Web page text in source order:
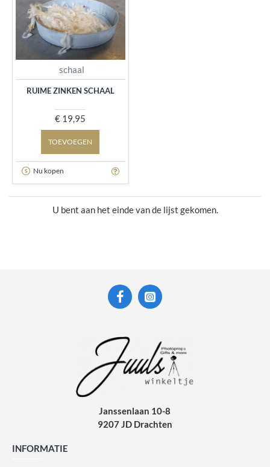
schaal
RUIME ZINKEN SCHAAL
€ 19,95
TOEVOEGEN
Nu kopen
U bent aan het einde van de lijst gekomen.
Janssenlaan 10-8
9207 JD Drachten
INFORMATIE